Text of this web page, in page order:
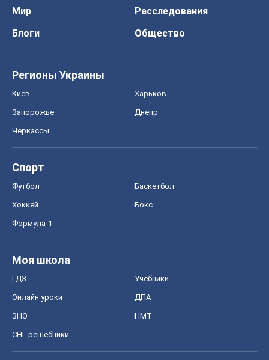
Мир
Расследования
Блоги
Общество
Регионы Украины
Киев Харьков
Запорожье Днепр
Черкассы
Спорт
Футбол Баскетбол
Хоккей Бокс
Формула-1
Моя школа
ГДЗ Учебники
Онлайн уроки ДПА
ЗНО НМТ
СНГ решебники